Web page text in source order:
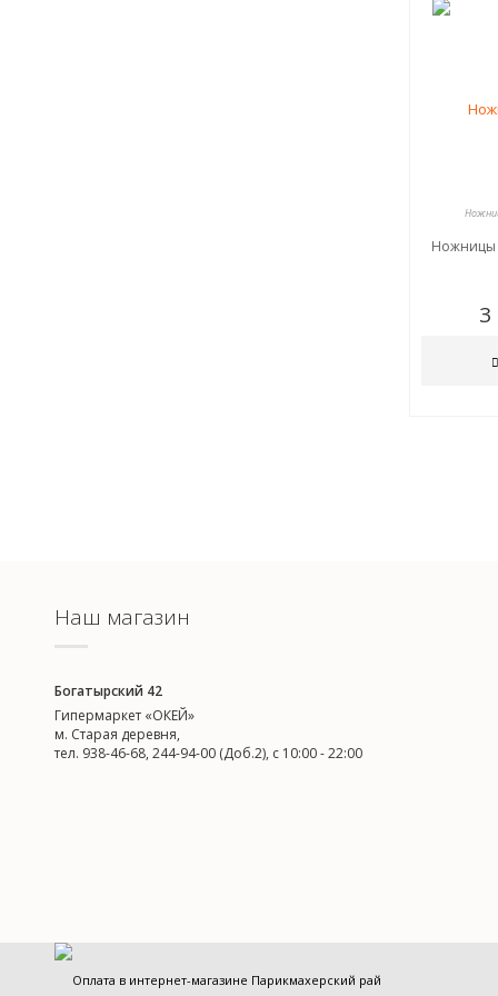
Ножницы
3
Наш магазин
Богатырский 42
Гипермаркет «ОКЕЙ»
м. Старая деревня,
тел. 938-46-68, 244-94-00 (Доб.2), c 10:00 - 22:00